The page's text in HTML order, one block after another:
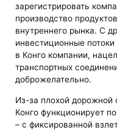
зарегистрировать
производство
внутреннего рынка. С
инвестиционные
в Конго компании,
транспортных
доброжелательно.
Из-за плохой
Конго функционирует
– с фиксированной